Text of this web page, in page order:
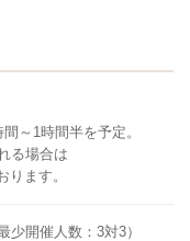
～1時間半を予定。
る場合は
ます。
少開催人数：3対3）